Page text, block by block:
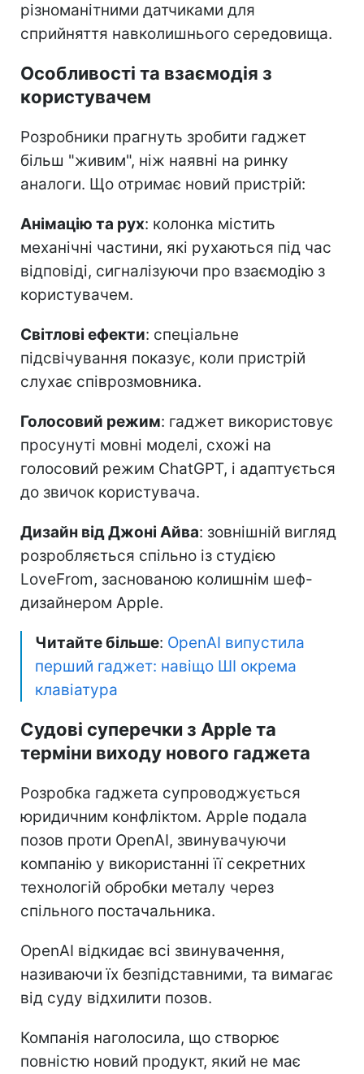
різноманітними датчиками для
сприйняття навколишнього середовища.
Особливості та взаємодія з
користувачем
Розробники прагнуть зробити гаджет
більш "живим", ніж наявні на ринку
аналоги. Що отримає новий пристрій:
Анімацію та рух: колонка містить
механічні частини, які рухаються під час
відповіді, сигналізуючи про взаємодію з
користувачем.
Світлові ефекти: спеціальне
підсвічування показує, коли пристрій
слухає співрозмовника.
Голосовий режим: гаджет використовує
просунуті мовні моделі, схожі на
голосовий режим ChatGPT, і адаптується
до звичок користувача.
Дизайн від Джоні Айва: зовнішній вигляд
розробляється спільно із студією
LoveFrom, заснованою колишнім шеф-
дизайнером Apple.
Читайте більше: OpenAI випустила
перший гаджет: навіщо ШІ окрема
клавіатура
Судові суперечки з Apple та
терміни виходу нового гаджета
Розробка гаджета супроводжується
юридичним конфліктом. Apple подала
позов проти OpenAI, звинувачуючи
компанію у використанні її секретних
технологій обробки металу через
спільного постачальника.
OpenAI відкидає всі звинувачення,
називаючи їх безпідставними, та вимагає
від суду відхилити позов.
Компанія наголосила, що створює
повністю новий продукт, який не має